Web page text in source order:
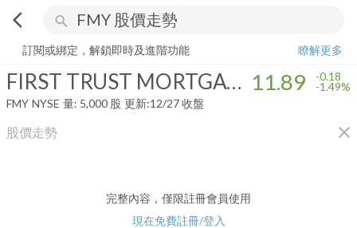
arrow_back_ios search
FIRST TRUST MORTGAGE INCOME FUND
訂閱或綁定，解鎖即時及進階功能
瞭解更多
FIRST TRUST MORTGAGE INCOME FUND 11.89 -0.18
-1.49%
FMY NYSE 量: 5,000 股 更新:12/27 收盤
股價走勢 close
完整內容，僅限註冊會員使用
現在免費註冊/登入